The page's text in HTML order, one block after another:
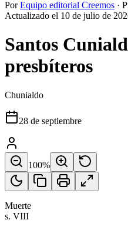
Por Equipo editorial Creemos ·
Actualizado el 10 de julio de
Santos
presbíteros
Chunialdo
28 de septiembre
100%
Muerte
s. VIII